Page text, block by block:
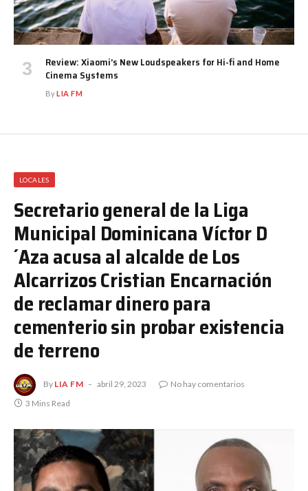
Review: Xiaomi’s New Loudspeakers for Hi-fi and Home
Cinema Systems
ByLIA FM
LOCALES
Secretario general de la Liga
Municipal Dominicana Víctor D
´Aza acusa al alcalde de Los
Alcarrizos Cristian Encarnación
de reclamar dinero para
cementerio sin probar existencia
de terreno
By LIA FM abril 29, 2023
No hay comentarios
3 Mins Read